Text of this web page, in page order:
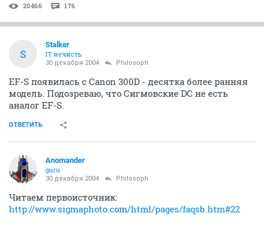
20466 176
S
Stalker
IT-нечисть
30 декабря 2004 Philosoph
EF-S появилась с Canon 300D - десятка более ранняя
модель. Подозреваю, что Сигмовские DC не есть
аналог EF-S.
ОТВЕТИТЬ
Anomander
guru
30 декабря 2004 Philosoph
Читаем первоисточник:
http://www.sigmaphoto.com/html/pages/faqsb.htm#22